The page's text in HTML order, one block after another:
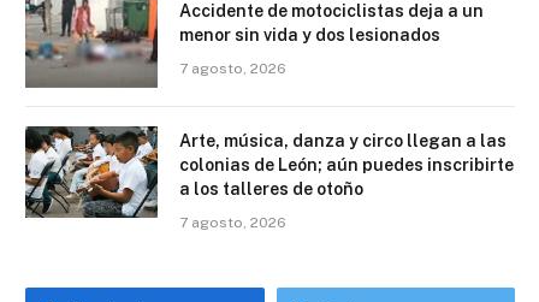
Accidente de motociclistas deja a un
menor sin vida y dos lesionados
7 agosto, 2026
Arte, música, danza y circo llegan a las
colonias de León; aún puedes inscribirte
a los talleres de otoño
7 agosto, 2026